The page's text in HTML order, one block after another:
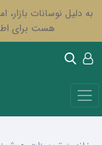
به دلیل نوسانات
هست برای